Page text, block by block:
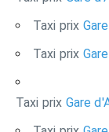
Taxi prix
Taxi prix
Taxi prix Gare